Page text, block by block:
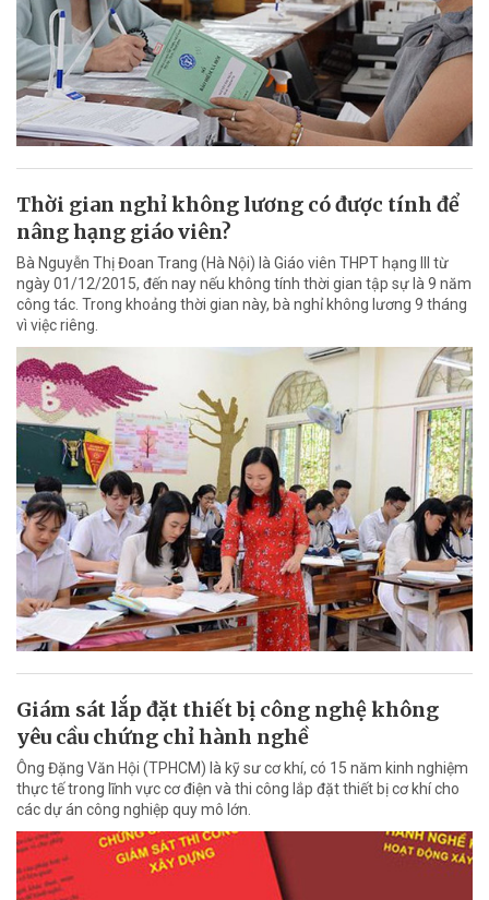
Thời gian nghỉ không lương có được tính để
nâng hạng giáo viên?
Bà Nguyễn Thị Đoan Trang (Hà Nội) là Giáo viên THPT hạng III từ
ngày 01/12/2015, đến nay nếu không tính thời gian tập sự là 9 năm
công tác. Trong khoảng thời gian này, bà nghỉ không lương 9 tháng
vì việc riêng.
Giám sát lắp đặt thiết bị công nghệ không
yêu cầu chứng chỉ hành nghề
Ông Đặng Văn Hội (TPHCM) là kỹ sư cơ khí, có 15 năm kinh nghiệm
thực tế trong lĩnh vực cơ điện và thi công lắp đặt thiết bị cơ khí cho
các dự án công nghiệp quy mô lớn.